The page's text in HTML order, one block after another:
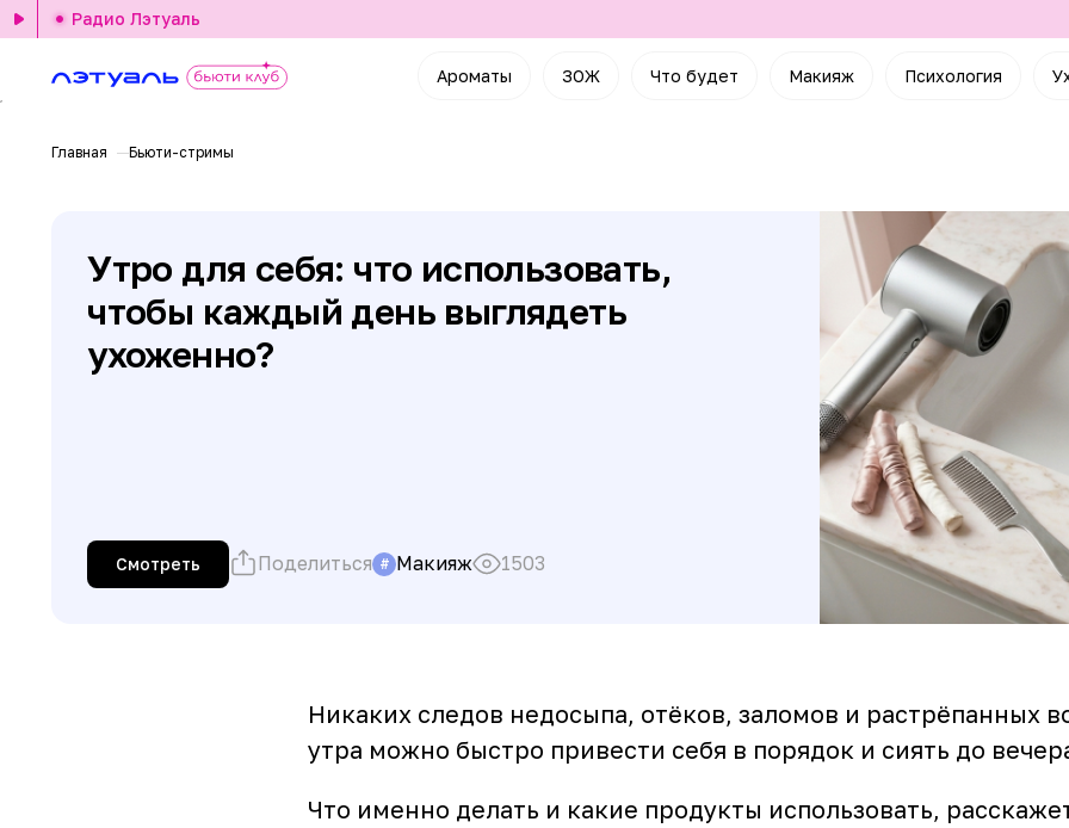
Ароматы ЗОЖ Что будет Макияж Психология
Радио Лэтуаль
Главная Бьюти-стримы
Утро для себя: что использовать,
чтобы каждый день выглядеть
ухоженно?
# Макияж 1503
Смотреть Поделиться
Никаких следов недосыпа, отёков, заломов и растрёпанных
утра можно быстро привести себя в порядок и сиять до
Что именно делать и какие продукты использовать,